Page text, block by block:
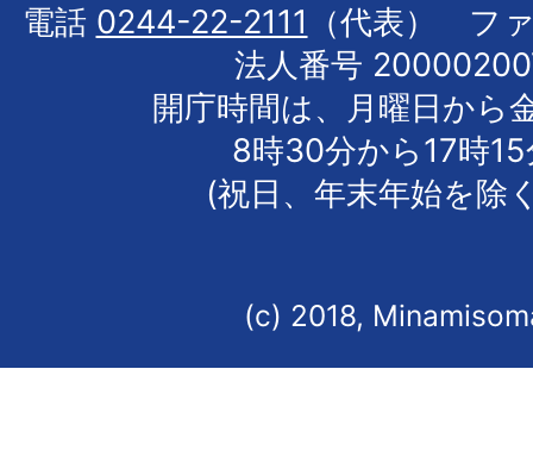
電話 0244-22-2111
（代表） フ
法人番号
開庁時間は、月曜日から
8時30分から17時
(祝日、年末年始を除
(c) 2018,